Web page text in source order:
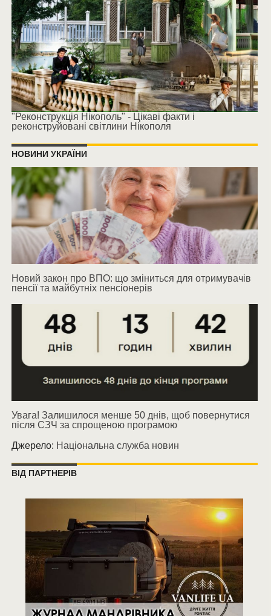
"Реконструкція Нікополь" - Цікаві факти і
реконструйовані світлини Нікополя
НОВИНИ УКРАЇНИ
Новий закон про ВПО: що зміниться для отримувачів
пенсії та майбутніх пенсіонерів
Увага! Залишилося менше 50 днів, щоб повернутися
після СЗЧ за спрощеною програмою
Джерело: Національна служба новин
ВІД ПАРТНЕРІВ